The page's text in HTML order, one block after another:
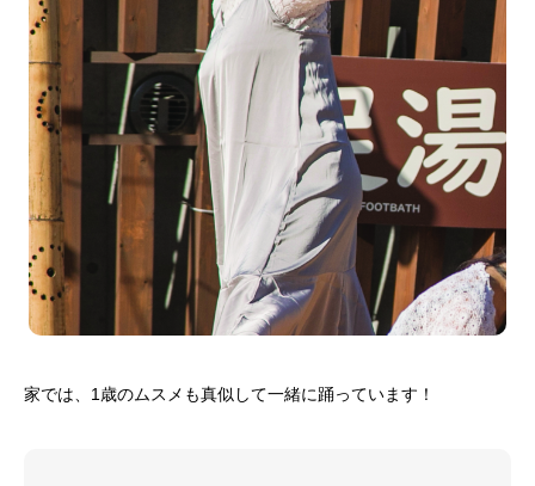
家では、1歳のムスメも真似して一緒に踊っています！